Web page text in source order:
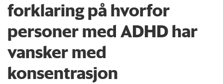
forklaring på hvorfor
personer med ADHD har
vansker med
konsentrasjon